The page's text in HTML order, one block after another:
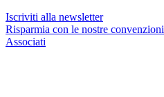
Iscriviti alla newsletter
Risparmia con le nostre convenzioni
Associati